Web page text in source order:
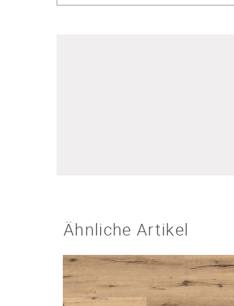
Ähnliche Artikel